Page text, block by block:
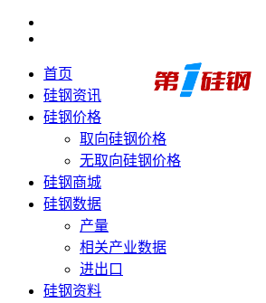
首页
硅钢资讯
硅钢价格
取向硅钢价格
无取向硅钢价格
硅钢商城
硅钢数据
产量
相关产业数据
进出口
硅钢资料